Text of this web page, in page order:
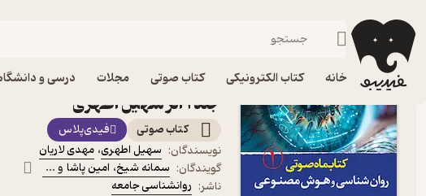
خانه کتاب الکترونیکی کتاب صوتی مجلات درسی و
فیدیبو کتاب صوتی
کتاب صوتی کتابماه
جلد 1 اثر سهیل اطهری
کتاب صوتی
فیدی‌پلاس
نویسندگان: سهیل اطهری، مهدی لاریان
گویندگان: سمانه شیخ، امین پاشا و ...
ناشر: روانشناسی جامعه